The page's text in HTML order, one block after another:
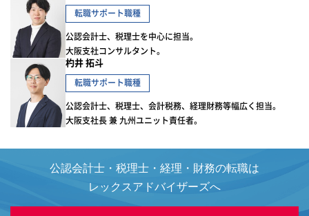
転職サポート職種
公認会計士、税理士を中心に担当。
大阪支社コンサルタント。
杓井 拓斗
転職サポート職種
公認会計士、税理士、会計税務、経理財務等幅広く担当。
大阪支社長 兼 九州ユニット責任者。
公認会計士・税理士・経理・財務の転職は
レックスアドバイザーズへ